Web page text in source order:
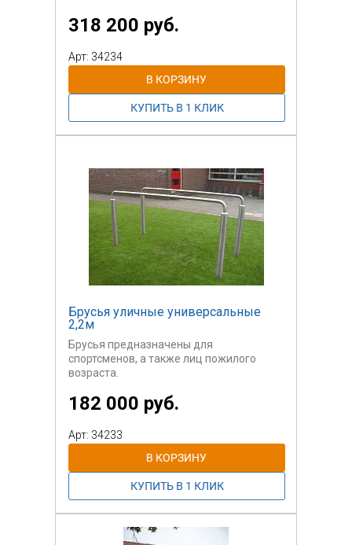
318 200 руб.
Арт: 34234
Брусья уличные универсальные
2,2м
Брусья предназначены для
спортсменов, а также лиц пожилого
возраста.
182 000 руб.
Арт: 34233